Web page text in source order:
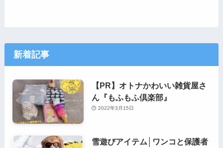
新着記事
【PR】オトナかわいい雑貨屋さ
ん『もふもふ倶楽部』
2022年3月15日
雪遊びアイテム│ワンコと保護者